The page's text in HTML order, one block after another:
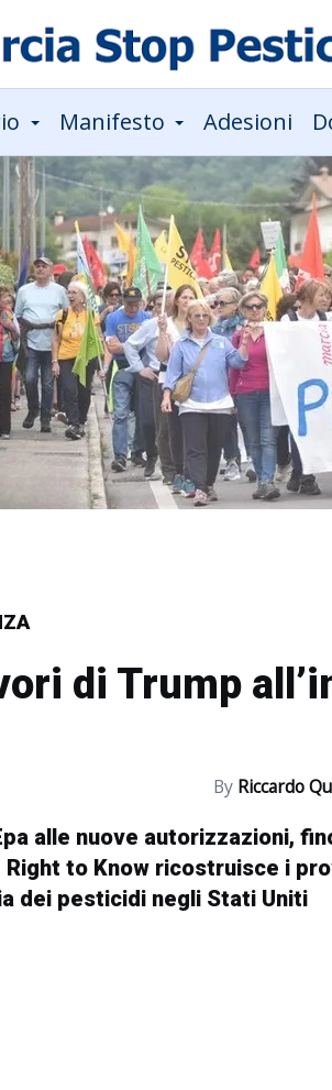
Manifesto Adesioni
di Trump
By Riccardo
alle nuove autorizzazioni,
Right to Know ricostruisce i
dei pesticidi negli Stati Uniti